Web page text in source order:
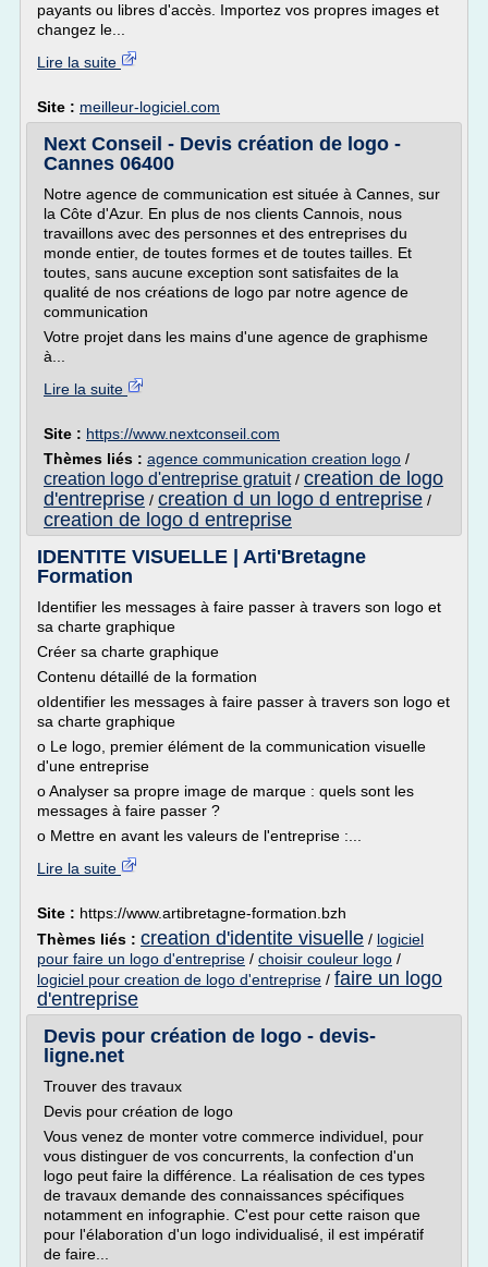
payants ou libres d'accès. Importez vos propres images et
changez le...
Lire la suite
Site : meilleur-logiciel.com
Next Conseil - Devis création de logo -
Cannes 06400
Notre agence de communication est située à Cannes, sur
la Côte d'Azur. En plus de nos clients Cannois, nous
travaillons avec des personnes et des entreprises du
monde entier, de toutes formes et de toutes tailles. Et
toutes, sans aucune exception sont satisfaites de la
qualité de nos créations de logo par notre agence de
communication
Votre projet dans les mains d'une agence de graphisme
à...
Lire la suite
Site : https://www.nextconseil.com
Thèmes liés : agence communication creation logo /
creation logo d'entreprise gratuit/ creation de logo
d'entreprise / creation d un logo d entreprise /
creation de logo d entreprise
IDENTITE VISUELLE | Arti'Bretagne
Formation
Identifier les messages à faire passer à travers son logo et
sa charte graphique
Créer sa charte graphique
Contenu détaillé de la formation
oIdentifier les messages à faire passer à travers son logo et
sa charte graphique
o Le logo, premier élément de la communication visuelle
d'une entreprise
o Analyser sa propre image de marque : quels sont les
messages à faire passer ?
o Mettre en avant les valeurs de l'entreprise :...
Lire la suite
Site : https://www.artibretagne-formation.bzh
Thèmes liés : creation d'identite visuelle / logiciel
pour faire un logo d'entreprise / choisir couleur logo /
logiciel pour creation de logo d'entreprise / faire un logo
d'entreprise
Devis pour création de logo - devis-
ligne.net
Trouver des travaux
Devis pour création de logo
Vous venez de monter votre commerce individuel, pour
vous distinguer de vos concurrents, la confection d'un
logo peut faire la différence. La réalisation de ces types
de travaux demande des connaissances spécifiques
notamment en infographie. C'est pour cette raison que
pour l'élaboration d'un logo individualisé, il est impératif
de faire...